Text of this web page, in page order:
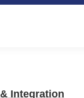
Integration